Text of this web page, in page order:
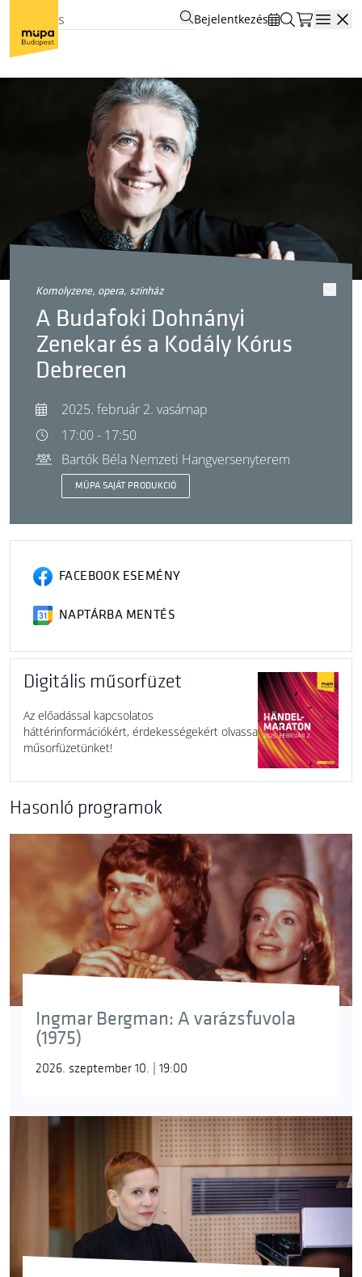
Bejelentkezés
komolyzene, opera, színház
A Budafoki Dohnányi
Zenekar és a Kodály Kórus
Debrecen
2025. február 2. vasárnap
17:00 - 17:50
Bartók Béla Nemzeti Hangversenyterem
MÜPA SAJÁT PRODUKCIÓ
FACEBOOK ESEMÉNY
NAPTÁRBA MENTÉS
Digitális műsorfüzet
Az előadással kapcsolatos
háttérinformációkért, érdekességekért olvassa
műsorfüzetünket!
Hasonló programok
Ingmar Bergman: A varázsfuvola
(1975)
2026. szeptember 10. | 19:00